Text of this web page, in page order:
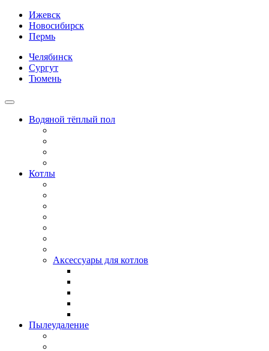
Ижевск
Новосибирск
Пермь
Челябинск
Сургут
Тюмень
Водяной тёплый пол
Котлы
Аксессуары для котлов
Пылеудаление